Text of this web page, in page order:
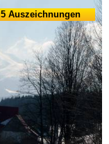
5 Auszeichnungen